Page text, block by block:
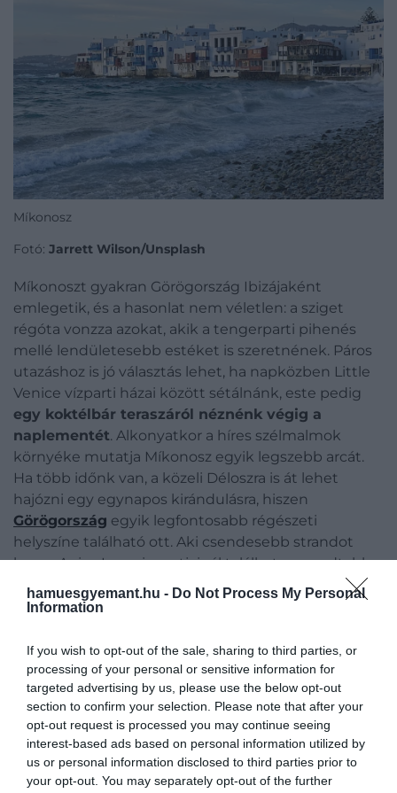
hamuesgyemant.hu - Do Not Process My Personal
Information
If you wish to opt-out of the sale, sharing to third parties, or
processing of your personal or sensitive information for
targeted advertising by us, please use the below opt-out
section to confirm your selection. Please note that after your
opt-out request is processed you may continue seeing
interest-based ads based on personal information utilized by
us or personal information disclosed to third parties prior to
your opt-out. You may separately opt-out of the further
Míkonosz
Fotó: Jarrett Wilson/Unsplash
Míkonoszt gyakran Görögország Ibizájaként
emlegetik, és a hasonlat nem véletlen: a sziget
régóta vonzza azokat, akik a tengerparti pihenés
mellé lendületesebb estéket is szeretnének. Páros
utazáshoz is jó választás lehet, ha napközben Little
Venice vízparti házai között sétálnánk, este pedig
egy koktélbár teraszáról néznénk végig a
naplementét. Alkonyatkor a híres szélmalmok
környéke mutatja Míkonosz egyik legszebb arcát.
Ha több időnk van, a közeli Déloszra is át lehet
hajózni egy egynapos kirándulásra, hiszen
Görögország egyik legfontosabb régészeti
helyszíne található ott. Aki csendesebb strandot
keres, Agios Ioannis partjainál találhat nyugodtabb
helyeket, míg a pezsgőbb hangulatot kedvelők a
Super Paradise környékén maradhatnak közel a
Figyelmedbe ajánljuk!
Az összes fontosabb görög látnivalót
érinti ez a változás
Kréta, ha egyetlen utazásba többféle